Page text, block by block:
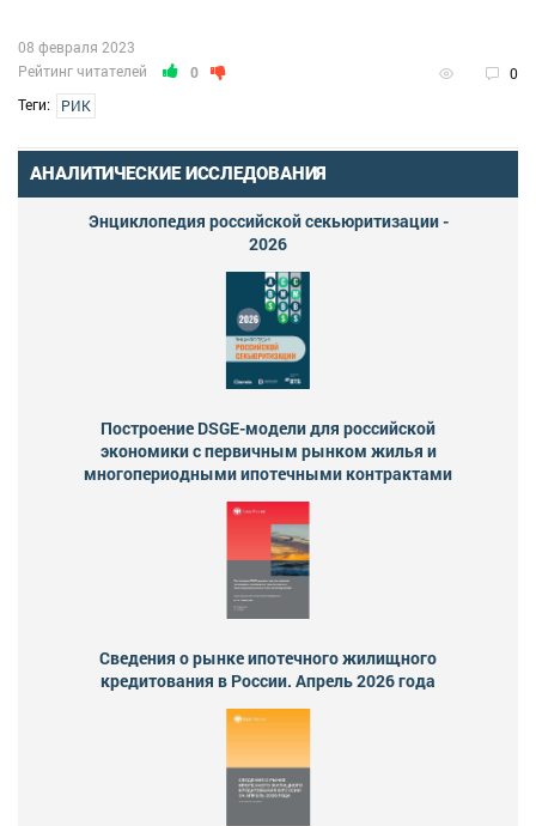
Рейтинг читателей 0 0
08 февраля 2023
Теги: РИК
АНАЛИТИЧЕСКИЕ ИССЛЕДОВАНИЯ
Энциклопедия российской секьюритизации -
2026
Построение DSGE-модели для российской
экономики с первичным рынком жилья и
многопериодными ипотечными контрактами
Сведения о рынке ипотечного жилищного
кредитования в России. Апрель 2026 года